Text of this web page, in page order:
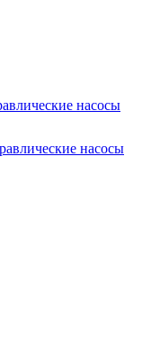
насосы
насосы